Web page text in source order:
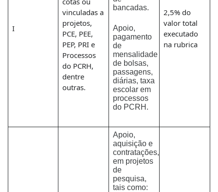
I
vinculadas a
projetos,
PCE, PEE,
PEP, PRI e
Processos
do PCRH,
dentre
outras.
bancadas.
Apoio,
pagamento
de
mensalidade
de bolsas,
passagens,
diárias, taxa
escolar em
processos
do PCRH.
2,5% do
valor total
executado
na rubrica
Apoio,
aquisição e
contratações,
em projetos
de
pesquisa,
tais como: